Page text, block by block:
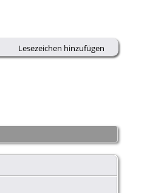
Lesezeichen hinzufügen